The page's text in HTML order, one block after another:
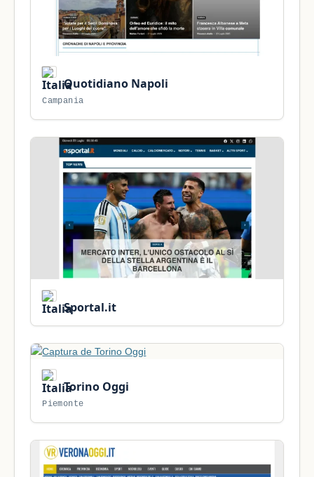
Quotidiano Napoli
Campania
Sportal.it
Torino Oggi
Piemonte